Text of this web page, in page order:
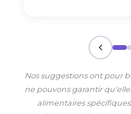
Nos suggestions ont pour
ne pouvons garantir
alimentaires